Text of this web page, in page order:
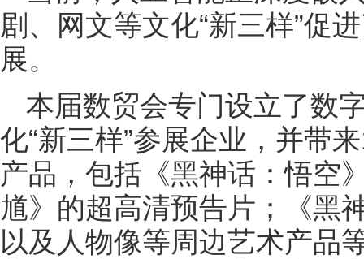
剧、网文等文化“新三样”促
展。
本届数贸会专门设立了数
化“新三样”参展企业，并带
产品，包括《黑神话：悟空
馗》的超高清预告片；《黑
以及人物像等周边艺术产品